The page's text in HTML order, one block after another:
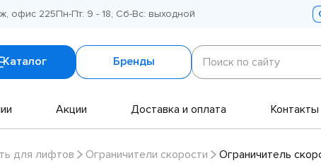
офис 225Пн-Пт: 9 - 18, Сб-Вс: выходной
Каталог Бренды
Поиск
по
сайту
Поиск по сайту
Акции Доставка и оплата Контакты
для лифтов Ограничители скорости Ограничитель